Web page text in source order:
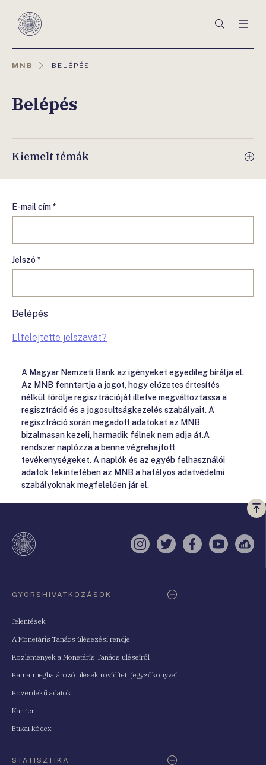
Magyar
Keresés
MNB
AKTUÁLIS
BELÉPÉS
Belépés
Kiemelt témák
E-mail cím *
Jelszó *
Belépés
Elfelejtette jelszavát?
A Magyar Nemzeti Bank az igényeket egyedileg bírálja el.
Az MNB fenntartja a jogot, hogy előzetes értesítés
nélkül törölje regisztrációját illetve megváltoztassa a
regisztráció és a jogosultságkezelés szabályait. A
regisztráció során megadott adatokat az MNB
bizalmasan kezeli, harmadik félnek nem adja át.A
rendszer naplózza a benne végrehajtott
tevékenységeket. A naplók és az egyéb felhasználói
adatok tekintetében az MNB a hatályos adatvédelmi
szabályoknak megfelelően jár el.
a
Instagram
TwitterFacebook
YouTube
GYORSHIVATKOZÁSOK
Jelentések
A Monetáris Tanács ülésezési rendje
Közlemények a Monetáris Tanács üléseiről
Kamatmeghatározó ülések rövidített jegyzőkönyvei
Közérdekű adatok
Karrier
Etikai kódex
STATISZTIKA